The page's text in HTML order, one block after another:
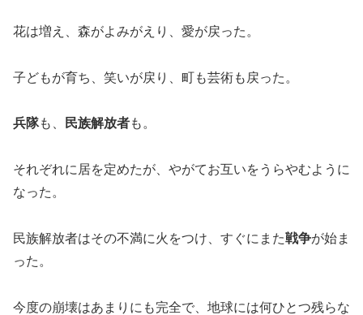
花は増え、森がよみがえり、愛が戻った。
子どもが育ち、笑いが戻り、町も芸術も戻った。
兵隊も、 民族解放者も。
それぞれに居を定めたが、やがてお互いをうらやむように
なった。
民族解放者はその不満に火をつけ、すぐにまた戦争が始ま
った。
今度の崩壊はあまりにも完全で、地球には何ひとつ残らな